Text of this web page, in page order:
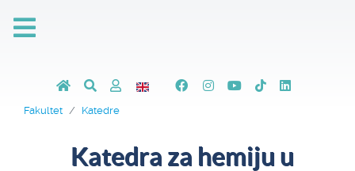
Fakultet Katedre
Katedra za hemiju u